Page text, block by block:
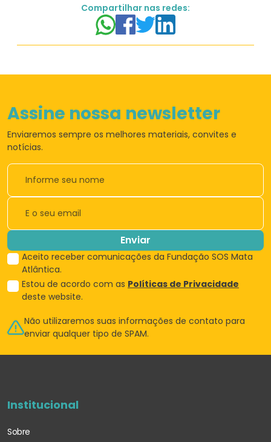
Compartilhar nas redes:
Assine nossa newsletter
Enviaremos sempre os melhores materiais, convites e
notícias.
Enviar
Aceito receber comunicações da Fundação SOS Mata
Atlântica.
Estou de acordo com as Políticas de Privacidade
deste website.
Não utilizaremos suas informações de contato para
enviar qualquer tipo de SPAM.
Institucional
Sobre